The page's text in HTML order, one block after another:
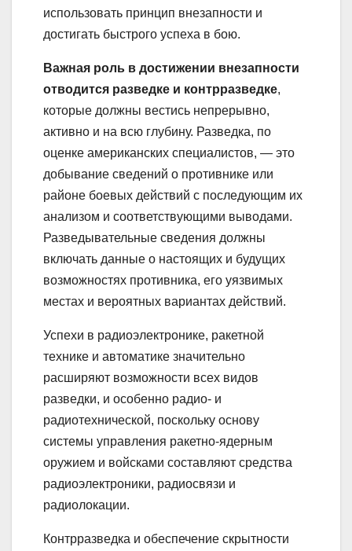
использовать принцип внезапности и
достигать быстрого успеха в бою.
Важная роль в достижении внезапности
отводится разведке и контрразведке,
которые должны вестись непрерывно,
активно и на всю глубину. Разведка, по
оценке американских специалистов, — это
добывание сведений о противнике или
районе боевых действий с последующим их
анализом и соответствующими выводами.
Разведывательные сведения должны
включать данные о настоящих и будущих
возможностях противника, его уязвимых
местах и вероятных вариантах действий.
Успехи в радиоэлектронике, ракетной
технике и автоматике значительно
расширяют возможности всех видов
разведки, и особенно радио- и
радиотехнической, поскольку основу
системы управления ракетно-ядерным
оружием и войсками составляют средства
радиоэлектроники, радиосвязи и
радиолокации.
Контрразведка и обеспечение скрытности